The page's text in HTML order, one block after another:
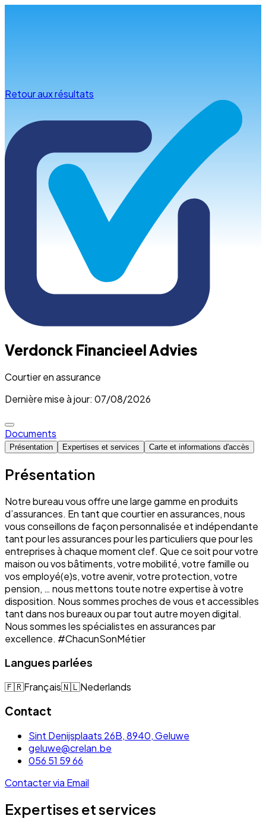
Retour aux résultats
Verdonck Financieel Advies
Courtier en assurance
Dernière mise à jour: 07/08/2026
Documents
Présentation Expertises et services Carte et informations d'accès
Présentation
Notre bureau vous offre une large gamme en produits
d’assurances. En tant que courtier en assurances, nous
vous conseillons de façon personnalisée et indépendante
tant pour les assurances pour les particuliers que pour les
entreprises à chaque moment clef. Que ce soit pour votre
maison ou vos bâtiments, votre mobilité, votre famille ou
vos employé(e)s, votre avenir, votre protection, votre
pension, … nous mettons toute notre expertise à votre
disposition. Nous sommes proches de vous et accessibles
tant dans nos bureaux ou par tout autre moyen digital.
Nous sommes les spécialistes en assurances par
excellence. #ChacunSonMétier
Langues parlées
🇫🇷Français🇳🇱Nederlands
Contact
Sint Denijsplaats 26B, 8940, Geluwe
geluwe@crelan.be
056 51 59 66
Contacter via Email
Expertises et services